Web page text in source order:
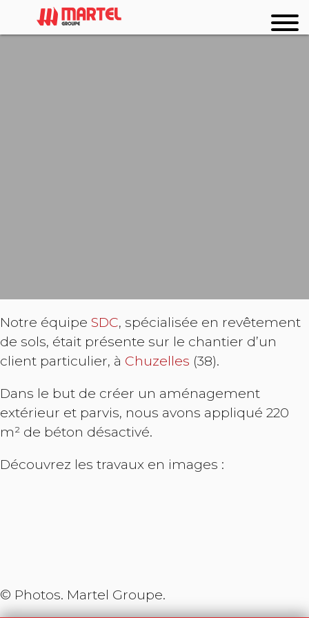
Notre équipe SDC, spécialisée en revêtement
de sols, était présente sur le chantier d’un
client particulier, à Chuzelles (38).
Dans le but de créer un aménagement
extérieur et parvis, nous avons appliqué 220
m² de béton désactivé.
Découvrez les travaux en images :
© Photos. Martel Groupe.